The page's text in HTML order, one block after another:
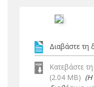
Διαβάστε τη
Κατεβάστε
(2.04 MB) (Η